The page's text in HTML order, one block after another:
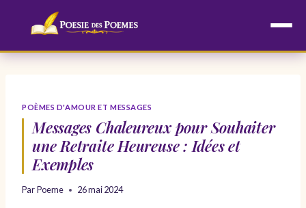
POÈMES D'AMOUR ET MESSAGES
Messages Chaleureux pour Souhaiter
une Retraite Heureuse : Idées et
Exemples
ParPoeme 26 mai 2024